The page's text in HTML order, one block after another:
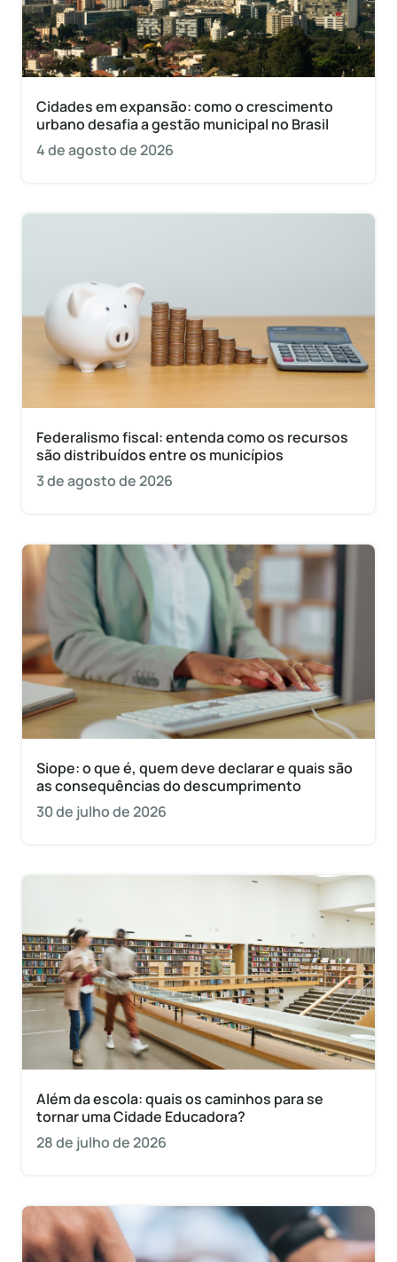
Cidades em expansão: como o crescimento
urbano desafia a gestão municipal no Brasil
4 de agosto de 2026
Federalismo fiscal: entenda como os recursos
são distribuídos entre os municípios
3 de agosto de 2026
Siope: o que é, quem deve declarar e quais são
as consequências do descumprimento
30 de julho de 2026
Além da escola: quais os caminhos para se
tornar uma Cidade Educadora?
28 de julho de 2026